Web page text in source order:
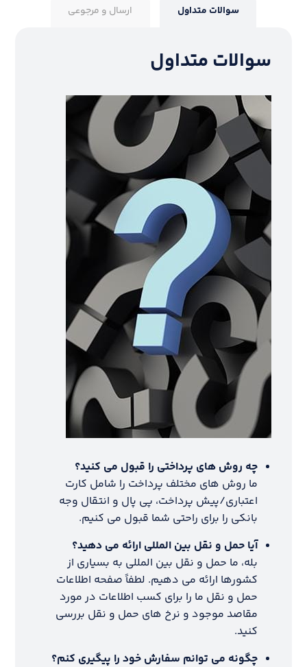
سوالات متداول ارسال و مرجوعی
سوالات متداول
چه روش های پرداختی را قبول می کنید؟
ما روش های مختلف پرداخت را شامل کارت
اعتباری/پیش پرداخت، پی پال و انتقال وجه
بانکی را برای راحتی شما قبول می کنیم.
آیا حمل و نقل بین المللی ارائه می دهید؟
بله، ما حمل و نقل بین المللی به بسیاری از
کشورها ارائه می دهیم. لطفاً صفحه اطلاعات
حمل و نقل ما را برای کسب اطلاعات در مورد
مقاصد موجود و نرخ های حمل و نقل بررسی
کنید.
چگونه می توانم سفارش خود را پیگیری کنم؟